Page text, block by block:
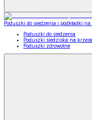
Poduszki do siedzenia i podkładki na
Poduszki do siedzenia
Poduszki siedziska na
Poduszki zdrowotne